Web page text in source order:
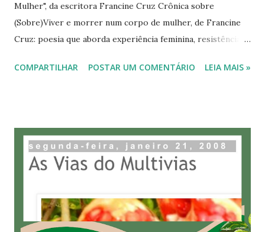
Mulher", da escritora Francine Cruz Crônica sobre
(Sobre)Viver e morrer num corpo de mulher, de Francine
Cruz: poesia que aborda experiência feminina, resistência e
paranaense Francine Cruz transforma a experiência
na pré-venda. E hoje, na Semana do Dia Internacional da
Mulher, não poderia deixar de falar sobre ele. Há livros que
se leem. Outros nos transformam. (Sobre)Viver e morrer
segunda categoria. Integrante da Coleção Gralha Azul, da
editora Toma Aí Um Poema, o livro mergulha nas camadas
COMPARTILHAR POSTAR UM COMENTÁRIO LEIA MAIS »